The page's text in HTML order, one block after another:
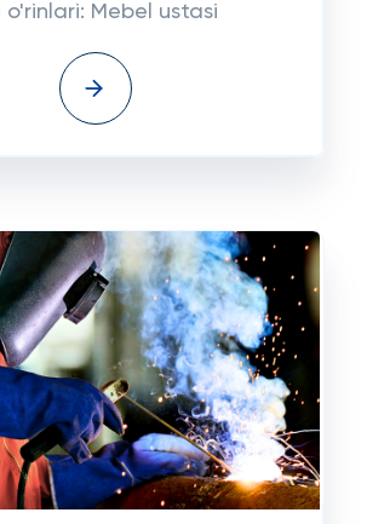
o'rinlari: Mebel ustasi